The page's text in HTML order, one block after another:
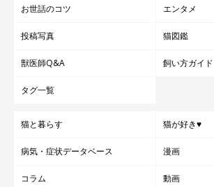
お世話のコツ エンタメ
投稿写真 猫図鑑
獣医師Q&A 飼い方ガイド
タグ一覧
猫と暮らす 猫が好き♥
病気・症状データベース 漫画
コラム 動画